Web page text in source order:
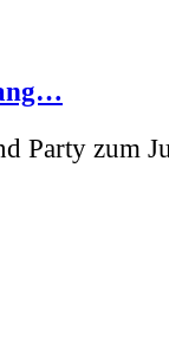
Party zum